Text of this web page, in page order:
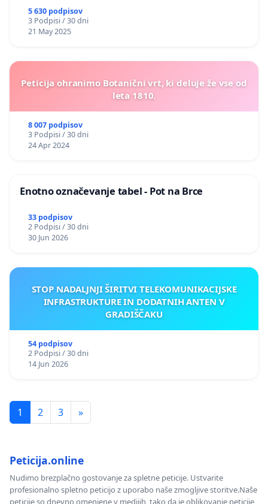
5 630 podpisov
3 Podpisi / 30 dni
21 May 2025
Peticija ohranimo Botanični vrt, ki deluje že vse od
leta 1810.
8 007 podpisov
3 Podpisi / 30 dni
24 Apr 2024
Enotno označevanje tabel - Pot na Brce
33 podpisov
2 Podpisi / 30 dni
30 Jun 2026
STOP NADALJNJI ŠIRITVI TELEKOMUNIKACIJSKE
INFRASTRUKTURE IN DODATNIH ANTEN V
GRADIŠČAKU
54 podpisov
2 Podpisi / 30 dni
14 Jun 2026
1 2 3 »
Peticija.online
Nudimo brezplačno gostovanje za spletne peticije. Ustvarite
profesionalno spletno peticijo z uporabo naše zmogljive storitve.Naše
peticije so dnevno omenjene v medijih, tako da je oblikovanje peticije